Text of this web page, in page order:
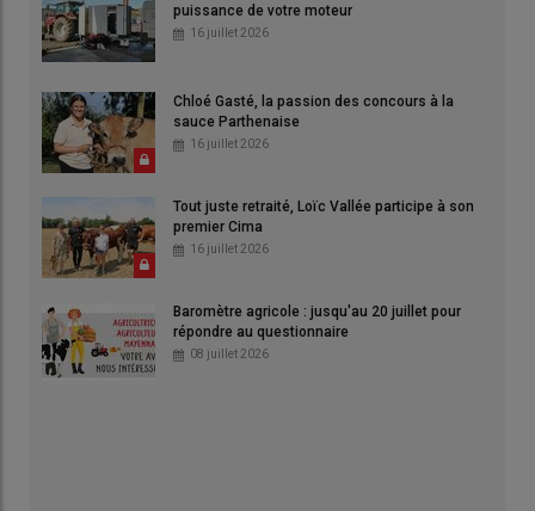
puissance de votre moteur
16 juillet 2026
Chloé Gasté, la passion des concours à la
sauce Parthenaise
16 juillet 2026
Tout juste retraité, Loïc Vallée participe à son
premier Cima
16 juillet 2026
Baromètre agricole : jusqu'au 20 juillet pour
répondre au questionnaire
08 juillet 2026